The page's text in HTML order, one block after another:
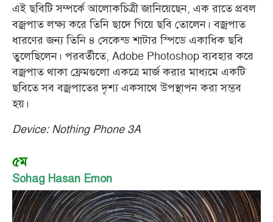
এই ছবিটি সম্পর্কে আলোকচিত্রী জানিয়েছেন, এক রাতে প্রবল
বজ্রপাত লক্ষ্য করে তিনি ছাদে গিয়ে ছবি তোলেন। বজ্রপাত
ধারণের জন্য তিনি ৪ সেকেন্ড শাটার স্পিডে একাধিক ছবি
তুলেছিলেন। পরবর্তীতে, Adobe Photoshop ব্যবহার করে
বজ্রপাত থাকা ফ্রেমগুলো একত্রে মার্জ করার মাধ্যমে একটি
ছবিতে সব বজ্রপাতের দৃশ্য একসাথে উপস্থাপন করা সম্ভব
হয়।
Device: Nothing Phone 3A
৫ম
Sohag Hasan Emon